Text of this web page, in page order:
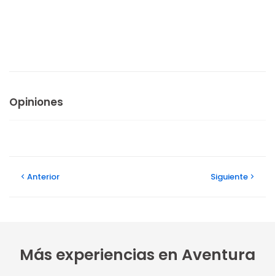
Opiniones
Anterior Siguiente
Más experiencias en Aventura